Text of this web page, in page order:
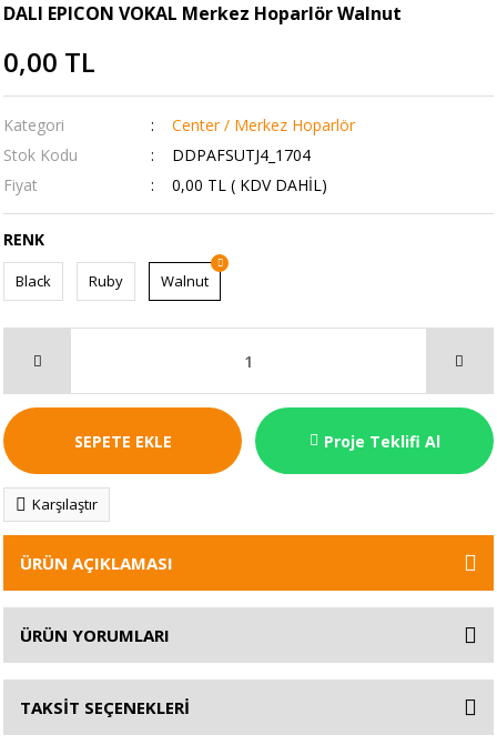
DALI EPICON VOKAL Merkez Hoparlör Walnut
0,00 TL
Kategori
Center / Merkez Hoparlör
Stok Kodu
DDPAFSUTJ4_1704
Fiyat
0,00 TL ( KDV DAHİL)
RENK
Black Ruby Walnut
SEPETE EKLE Proje Teklifi Al
Karşılaştır
ÜRÜN AÇIKLAMASI
ÜRÜN YORUMLARI
TAKSİT SEÇENEKLERİ